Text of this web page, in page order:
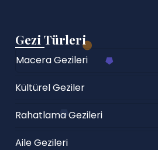
Gezi Türleri
Macera Gezileri
Kültürel Geziler
Rahatlama Gezileri
Aile Gezileri